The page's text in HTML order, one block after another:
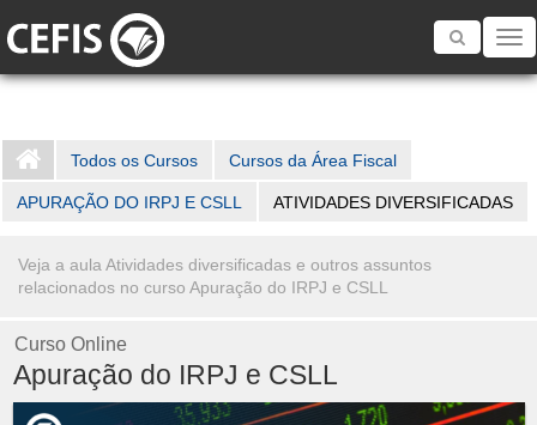
Toggle
Todos os Cursos Cursos da Área Fiscal
APURAÇÃO DO IRPJ E CSLL ATIVIDADES DIVERSIFICADAS
Veja a aula Atividades diversificadas e outros assuntos
relacionados no curso Apuração do IRPJ e CSLL
Curso Online
Apuração do IRPJ e CSLL